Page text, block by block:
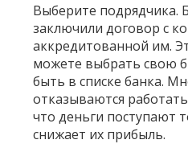
Выберите подрядчика.
заключили договор с
аккредитованной им.
можете выбрать свою
быть в списке банка.
отказываются
что деньги поступают
снижает их прибыль.